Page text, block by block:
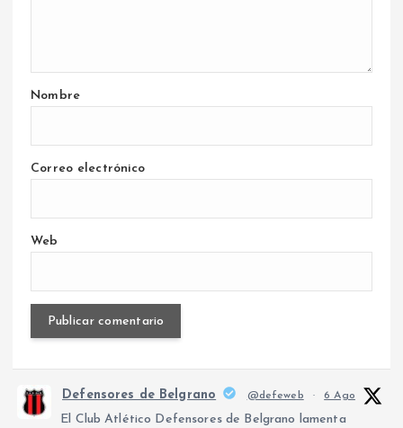
Nombre
Correo electrónico
Web
Defensores de Belgrano @defeweb · 6 Ago
El Club Atlético Defensores de Belgrano lamenta